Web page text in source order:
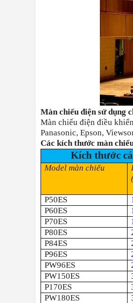
Màn chiếu điện sử dụng
Màn chiếu điện điều
Panasonic, Epson,
Các kích thước màn
Kích thước
Model màn chiếu
P50ES
P60ES
P70ES
P80ES
P84ES
P96ES
PW96ES
PW150ES
P170ES
PW180ES